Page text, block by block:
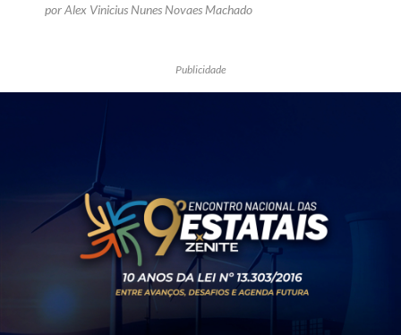
por Alex Vinicius Nunes Novaes Machado
Publicidade